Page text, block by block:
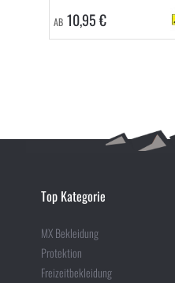
AB 10,95 €
Top Kategorie
MX Bekleidung
Protektion
Freizeitbekleidung